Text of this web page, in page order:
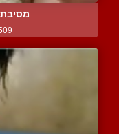
8509